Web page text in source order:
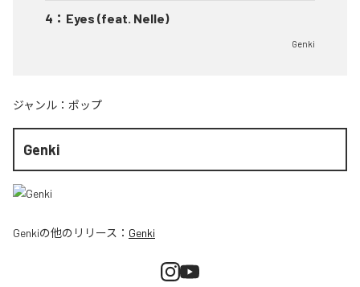
4 ： Eyes (feat. Nelle)
Genki
ジャンル： ポップ
Genki
Genkiの他のリリース： Genki